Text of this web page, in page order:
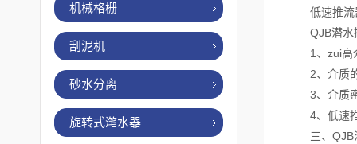
机械格栅
刮泥机
砂水分离
旋转式滗水器
低速推流器
QJB潜水搅
1、zui高介
2、介质的
3、介质密
4、低速推
三、QJB潜